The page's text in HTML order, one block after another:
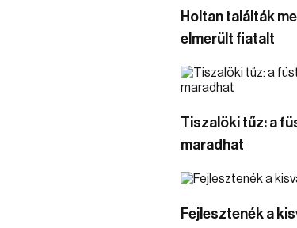
Holtan találták
elmerült fiatalt
Tiszalöki tűz: a
maradhat
Fejlesztenék a